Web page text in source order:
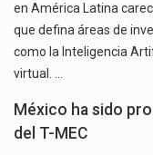
en América Latina
que defina áreas de
como la Inteligencia
virtual. …
México ha sido
del T-MEC